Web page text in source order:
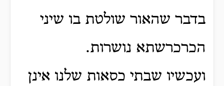
בדבר שהאור שולטת בו שיני
הכרכרשתא נושרות.
ועכשיו שבתי כסאות שלנו אינן